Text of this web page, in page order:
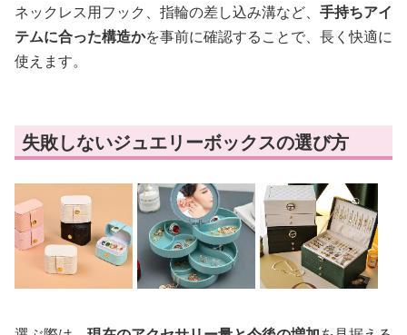
ネックレス用フック、指輪の差し込み溝など、 手持ちアイ
テムに合った構造かを事前に確認することで、長く快適に
使えます。
失敗しないジュエリーボックスの選び方